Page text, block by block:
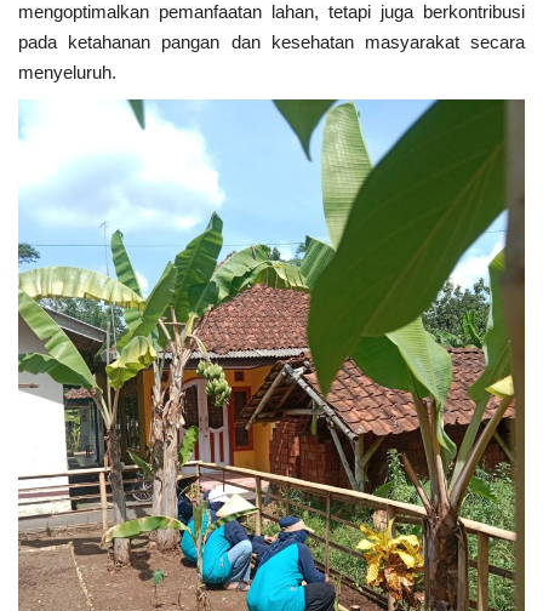
mengoptimalkan pemanfaatan lahan, tetapi juga berkontribusi
pada ketahanan pangan dan kesehatan masyarakat secara
menyeluruh.